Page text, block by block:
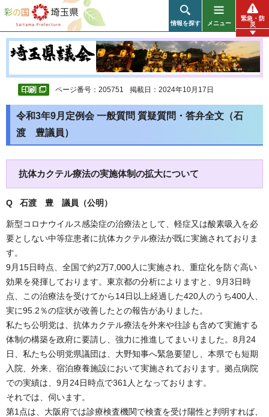
彩の国 埼玉県
情報を探す メニュー
緊急・防
災
ページ番号：205751 掲載日：2024年10月17日
令和3年9月定例会 一般質問 質疑質問・答弁全文（石
渡 豊議員）
抗体カクテル療法の実施体制の拡大について
Q 石渡 豊 議員（公明）
新型コロナウイルス感染症の治療法として、軽症又は酸素吸入を必
要としない中等症患者に抗体カクテル療法が既に実施されておりま
す。
9月15日時点、全国で約2万7,000人に実施され、重症化を防ぐ高い
効果を発揮しております。東京都の分析によりますと、9月3日時
点、この治療法を受けてから14日以上経過した420人のうち400人、
実に95.2％の症状が改善したとの報告がありました。
私たち公明党は、抗体カクテル療法を外来や往診も含めて実施する
体制の構築を政府に要請し、強力に推進してまいりました。8月24
日、私たち公明党県議団は、大野知事へ緊急要望し、本県でも短期
入院、外来、宿泊療養施設において実施されております。拠点病院
での実績は、9月24日時点で361人となっております。
それでは、伺います。
第1点は、大阪府では診療検査機関で検査を受け陽性と判明すれば、